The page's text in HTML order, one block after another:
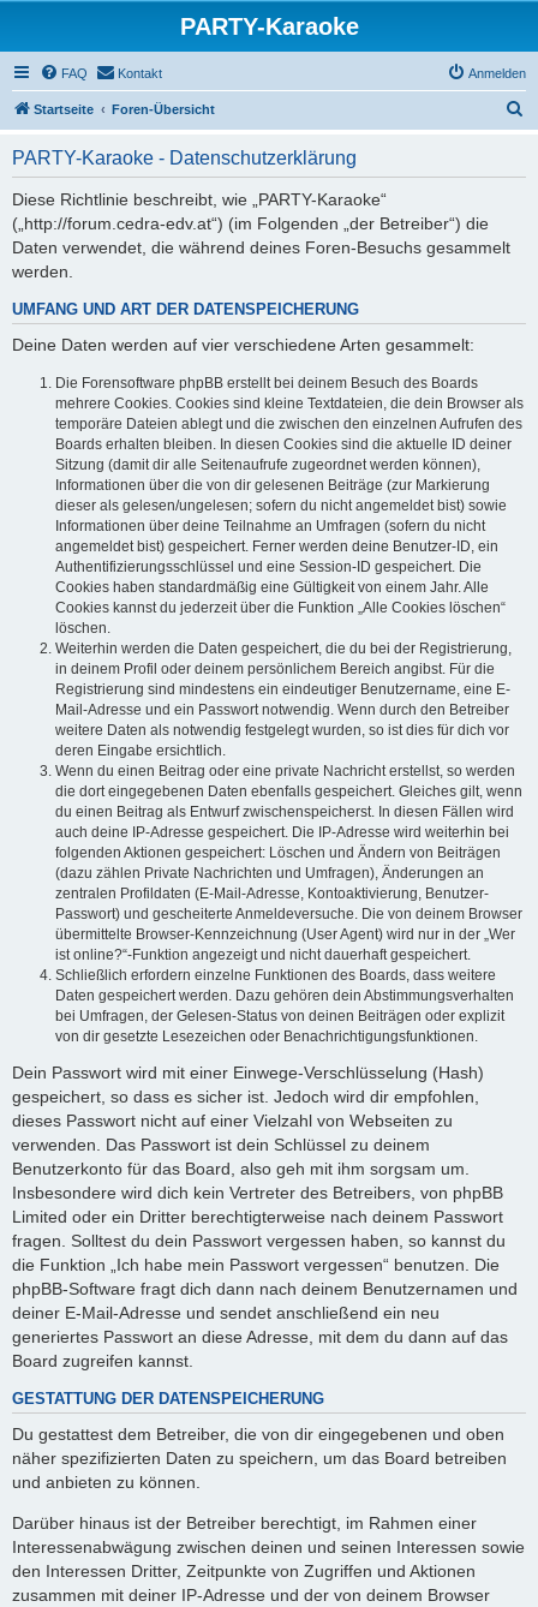
PARTY-Karaoke
FAQ Kontakt Anmelden
Startseite Foren-Übersicht
PARTY-Karaoke - Datenschutzerklärung
Diese Richtlinie beschreibt, wie „PARTY-Karaoke“
(„http://forum.cedra-edv.at“) (im Folgenden „der Betreiber“) die
Daten verwendet, die während deines Foren-Besuchs gesammelt
werden.
UMFANG UND ART DER DATENSPEICHERUNG
Deine Daten werden auf vier verschiedene Arten gesammelt:
Die Forensoftware phpBB erstellt bei deinem Besuch des Boards
mehrere Cookies. Cookies sind kleine Textdateien, die dein Browser als
temporäre Dateien ablegt und die zwischen den einzelnen Aufrufen des
Boards erhalten bleiben. In diesen Cookies sind die aktuelle ID deiner
Sitzung (damit dir alle Seitenaufrufe zugeordnet werden können),
Informationen über die von dir gelesenen Beiträge (zur Markierung
dieser als gelesen/ungelesen; sofern du nicht angemeldet bist) sowie
Informationen über deine Teilnahme an Umfragen (sofern du nicht
angemeldet bist) gespeichert. Ferner werden deine Benutzer-ID, ein
Authentifizierungsschlüssel und eine Session-ID gespeichert. Die
Cookies haben standardmäßig eine Gültigkeit von einem Jahr. Alle
Cookies kannst du jederzeit über die Funktion „Alle Cookies löschen“
löschen.
Weiterhin werden die Daten gespeichert, die du bei der Registrierung,
in deinem Profil oder deinem persönlichem Bereich angibst. Für die
Registrierung sind mindestens ein eindeutiger Benutzername, eine E-
Mail-Adresse und ein Passwort notwendig. Wenn durch den Betreiber
weitere Daten als notwendig festgelegt wurden, so ist dies für dich vor
deren Eingabe ersichtlich.
Wenn du einen Beitrag oder eine private Nachricht erstellst, so werden
die dort eingegebenen Daten ebenfalls gespeichert. Gleiches gilt, wenn
du einen Beitrag als Entwurf zwischenspeicherst. In diesen Fällen wird
auch deine IP-Adresse gespeichert. Die IP-Adresse wird weiterhin bei
folgenden Aktionen gespeichert: Löschen und Ändern von Beiträgen
(dazu zählen Private Nachrichten und Umfragen), Änderungen an
zentralen Profildaten (E-Mail-Adresse, Kontoaktivierung, Benutzer-
Passwort) und gescheiterte Anmeldeversuche. Die von deinem Browser
übermittelte Browser-Kennzeichnung (User Agent) wird nur in der „Wer
ist online?“-Funktion angezeigt und nicht dauerhaft gespeichert.
Schließlich erfordern einzelne Funktionen des Boards, dass weitere
Daten gespeichert werden. Dazu gehören dein Abstimmungsverhalten
bei Umfragen, der Gelesen-Status von deinen Beiträgen oder explizit
von dir gesetzte Lesezeichen oder Benachrichtigungsfunktionen.
Dein Passwort wird mit einer Einwege-Verschlüsselung (Hash)
gespeichert, so dass es sicher ist. Jedoch wird dir empfohlen,
dieses Passwort nicht auf einer Vielzahl von Webseiten zu
verwenden. Das Passwort ist dein Schlüssel zu deinem
Benutzerkonto für das Board, also geh mit ihm sorgsam um.
Insbesondere wird dich kein Vertreter des Betreibers, von phpBB
Limited oder ein Dritter berechtigterweise nach deinem Passwort
fragen. Solltest du dein Passwort vergessen haben, so kannst du
die Funktion „Ich habe mein Passwort vergessen“ benutzen. Die
phpBB-Software fragt dich dann nach deinem Benutzernamen und
deiner E-Mail-Adresse und sendet anschließend ein neu
generiertes Passwort an diese Adresse, mit dem du dann auf das
Board zugreifen kannst.
GESTATTUNG DER DATENSPEICHERUNG
Du gestattest dem Betreiber, die von dir eingegebenen und oben
näher spezifizierten Daten zu speichern, um das Board betreiben
und anbieten zu können.
Darüber hinaus ist der Betreiber berechtigt, im Rahmen einer
Interessenabwägung zwischen deinen und seinen Interessen sowie
den Interessen Dritter, Zeitpunkte von Zugriffen und Aktionen
zusammen mit deiner IP-Adresse und der von deinem Browser